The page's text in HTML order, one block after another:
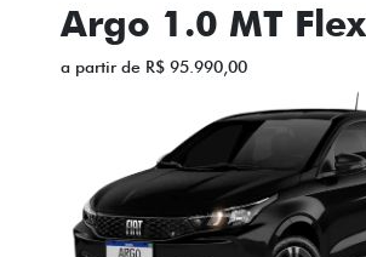
Argo 1.0 MT
a partir de R$ 95.990,00